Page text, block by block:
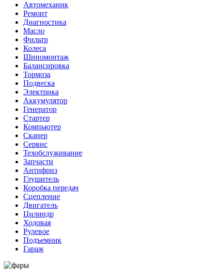
Автомеханик
Ремонт
Диагностика
Масло
Фильтр
Колеса
Шиномонтаж
Балансировка
Тормоза
Подвеска
Электрика
Аккумулятор
Генератор
Стартер
Компьютер
Сканер
Сервис
Техобслуживание
Запчасти
Антифриз
Глушитель
Коробка передач
Сцепление
Двигатель
Цилиндр
Ходовая
Рулевое
Подъемник
Гараж